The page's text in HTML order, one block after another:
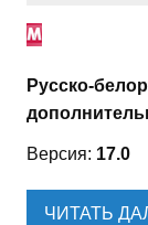
Русско-
Версия: 17.0
ЧИТАТЬ